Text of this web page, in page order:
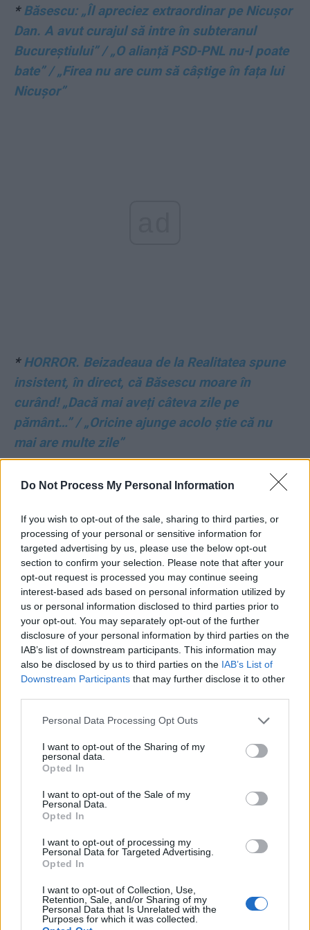
Do Not Process My Personal Information
If you wish to opt-out of the sale, sharing to third parties, or
processing of your personal or sensitive information for
targeted advertising by us, please use the below opt-out
section to confirm your selection. Please note that after your
opt-out request is processed you may continue seeing
interest-based ads based on personal information utilized by
us or personal information disclosed to third parties prior to
your opt-out. You may separately opt-out of the further
disclosure of your personal information by third parties on the
IAB’s list of downstream participants. This information may
also be disclosed by us to third parties on the IAB’s List of
Downstream Participants that may further disclose it to other
Personal Data Processing Opt Outs
I want to opt-out of the Sharing of my
personal data.
Opted In
I want to opt-out of the Sale of my
Personal Data.
Opted In
I want to opt-out of processing my
Personal Data for Targeted Advertising.
Opted In
I want to opt-out of Collection, Use,
Retention, Sale, and/or Sharing of my
Personal Data that Is Unrelated with the
Purposes for which it was collected.
*Băsescu: „Îl apreciez extraordinar pe Nicușor
Dan. A avut curajul să intre în subteranul
Bucureștiului” / „O alianță PSD-PNL nu-l poate
bate” / „Firea nu are cum să câștige în fața lui
Nicușor”
*HORROR. Beizadeaua de la Realitatea spune
insistent, în direct, că Băsescu moare în
curând! „Dacă mai aveți câteva zile pe
pământ…” / „Oricine ajunge acolo știe că nu
mai are multe zile”
*Regimul Iohannis-PSD nu scapă de Kovesi:
fraude cu fonduri UE în România, cu prejudicii
de aproape 2 miliarde de euro!
*VIDEO. Comasarea alegerilor „e aproape o
lovitură de stat!” / „Aranjament între familii de
mafioți care nu vor decât să rămână la putere,
adică la decizie și resurse“ – profesorul
Dumitru Borțun!
Iohannis o vilă de 9 milioane de euro în centrul
casă a președintelui venit de la Sibiu
Se alege praful de „Polul Suveranist”! Alianța
AUR se destramă înainte de alegeri. Trei
George Simion, la șoșocari e „război civil”
VIDEO. Șoșoacă a fost repudiată și de
propriul tată! „Nu mai vorbește cu mine de
când m-am dus nevaccinată și fără «botniță»”